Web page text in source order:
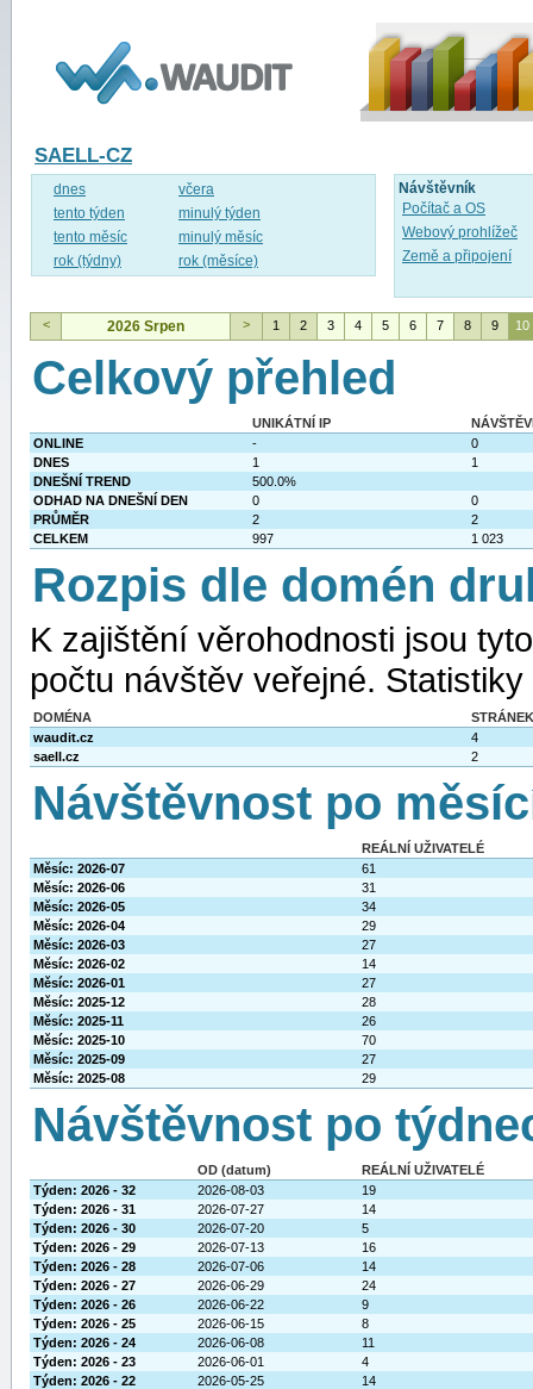
SAELL-CZ
dnes
včera
tento týden
minulý týden
tento měsíc
minulý měsíc
rok (týdny)
rok (měsíce)
Návštěvník
Počítač a OS
Webový prohlížeč
Země a připojení
< 2026 Srpen > 1 2 3 4 5 6 7 8 9 10
Celkový přehled
UNIKÁTNÍ IP
ONLINE
-
0
DNES
1
1
DNEŠNÍ TREND
500.0%
ODHAD NA DNEŠNÍ DEN
0
0
PRŮMĚR
2
2
CELKEM
997 1 023
Rozpis dle domén
K zajištění věrohodnosti jsou
počtu návštěv veřejné.
DOMÉNA
STRÁNEK
waudit.cz
4
saell.cz
2
Návštěvnost po
REÁLNÍ UŽIVATELÉ
Měsíc: 2026-07
61
Měsíc: 2026-06
31
Měsíc: 2026-05
34
Měsíc: 2026-04
29
Měsíc: 2026-03
27
Měsíc: 2026-02
14
Měsíc: 2026-01
27
Měsíc: 2025-12
28
Měsíc: 2025-11
26
Měsíc: 2025-10
70
Měsíc: 2025-09
27
Měsíc: 2025-08
29
Návštěvnost po
OD (datum)
REÁLNÍ UŽIVATELÉ
Týden: 2026 - 32
2026-08-03
19
Týden: 2026 - 31
2026-07-27
14
Týden: 2026 - 30
2026-07-20
5
Týden: 2026 - 29
2026-07-13
16
Týden: 2026 - 28
2026-07-06
14
Týden: 2026 - 27
2026-06-29
24
Týden: 2026 - 26
2026-06-22
9
Týden: 2026 - 25
2026-06-15
8
Týden: 2026 - 24
2026-06-08
11
Týden: 2026 - 23
2026-06-01
4
Týden: 2026 - 22
2026-05-25
14